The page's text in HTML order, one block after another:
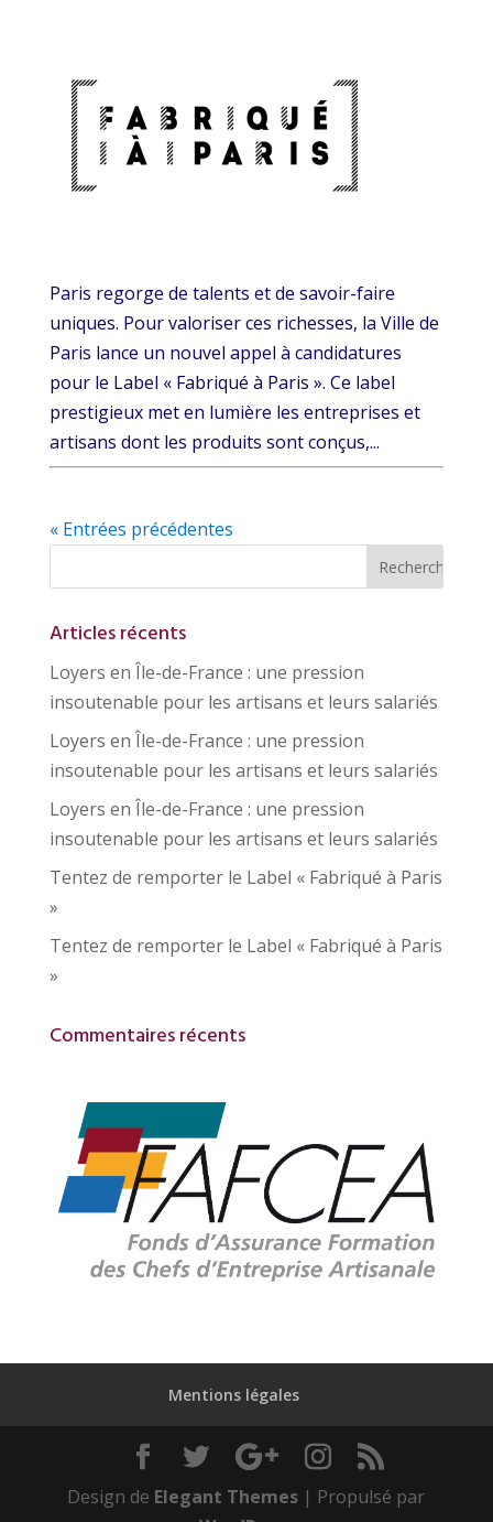
Paris regorge de talents et de savoir-faire
uniques. Pour valoriser ces richesses, la Ville de
Paris lance un nouvel appel à candidatures
pour le Label « Fabriqué à Paris ». Ce label
prestigieux met en lumière les entreprises et
artisans dont les produits sont conçus,...
« Entrées précédentes
Articles récents
Loyers en Île-de-France : une pression
insoutenable pour les artisans et leurs salariés
Loyers en Île-de-France : une pression
insoutenable pour les artisans et leurs salariés
Loyers en Île-de-France : une pression
insoutenable pour les artisans et leurs salariés
Tentez de remporter le Label « Fabriqué à Paris
»
Tentez de remporter le Label « Fabriqué à Paris
»
Commentaires récents
Mentions légales
Design de Elegant Themes | Propulsé par